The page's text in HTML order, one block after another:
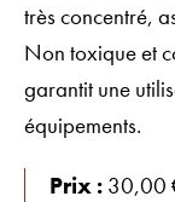
très concentré,
Non toxique et
garantit une
équipements.
Prix : 30,00